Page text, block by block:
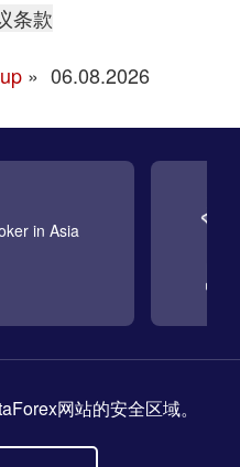
» 06.08.2026
in Asia
网站的安全区域。